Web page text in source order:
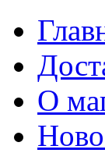
О